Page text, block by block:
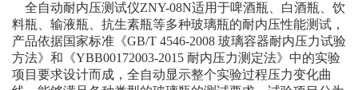
全自动耐内压测试仪ZNY-08N适用于啤酒瓶、白酒瓶、饮
料瓶、输液瓶、抗生素瓶等多种玻璃瓶的耐内压性能测试，
产品依据国家标准《GB/T 4546-2008 玻璃容器耐内压力试验
方法》和《YBB00172003-2015 耐内压力测定法》中的实验
项目要求设计而成，全自动显示整个实验过程压力变化曲